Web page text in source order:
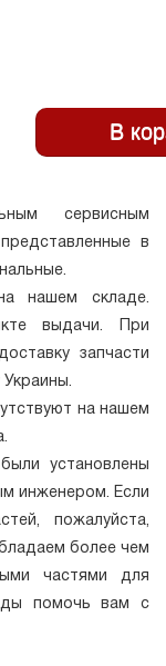
сервисным
в
нашем складе.
выдачи. При
запчасти
на нашем
установлены
инженером. Если
пожалуйста,
более чем
частями для
помочь вам с